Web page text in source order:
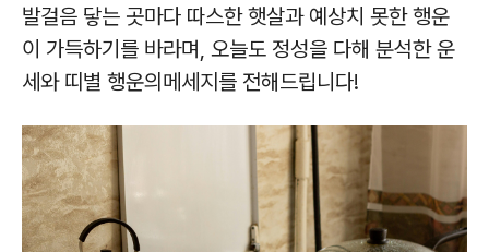
발걸음 닿는 곳마다 따스한 햇살과 예상치 못한 행운
이 가득하기를 바라며, 오늘도 정성을 다해 분석한 운
세와 띠별 행운의메세지를 전해드립니다!